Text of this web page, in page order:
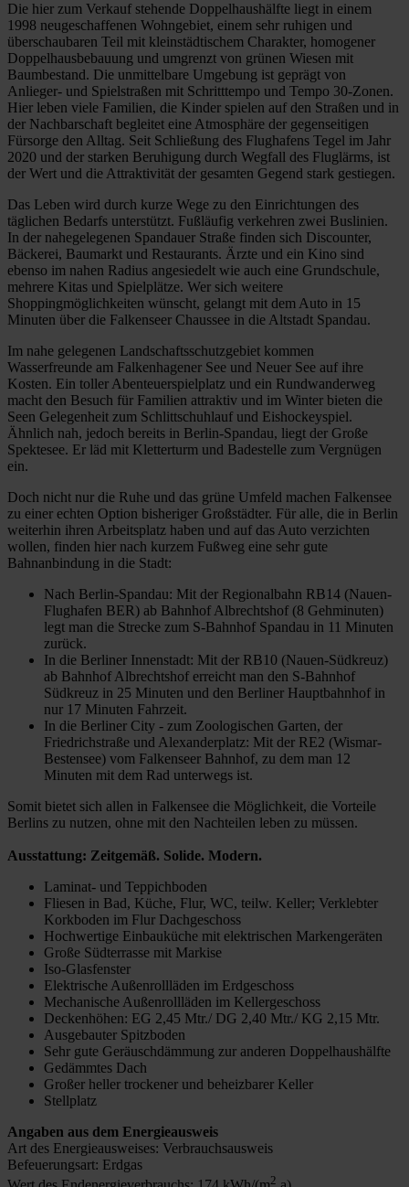
Die hier zum Verkauf stehende Doppelhaushälfte liegt in einem
1998 neugeschaffenen Wohngebiet, einem sehr ruhigen und
überschaubaren Teil mit kleinstädtischem Charakter, homogener
Doppelhausbebauung und umgrenzt von grünen Wiesen mit
Baumbestand. Die unmittelbare Umgebung ist geprägt von
Anlieger- und Spielstraßen mit Schritttempo und Tempo 30-Zonen.
Hier leben viele Familien, die Kinder spielen auf den Straßen und in
der Nachbarschaft begleitet eine Atmosphäre der gegenseitigen
Fürsorge den Alltag. Seit Schließung des Flughafens Tegel im Jahr
2020 und der starken Beruhigung durch Wegfall des Fluglärms, ist
der Wert und die Attraktivität der gesamten Gegend stark gestiegen.
Das Leben wird durch kurze Wege zu den Einrichtungen des
täglichen Bedarfs unterstützt. Fußläufig verkehren zwei Buslinien.
In der nahegelegenen Spandauer Straße finden sich Discounter,
Bäckerei, Baumarkt und Restaurants. Ärzte und ein Kino sind
ebenso im nahen Radius angesiedelt wie auch eine Grundschule,
mehrere Kitas und Spielplätze. Wer sich weitere
Shoppingmöglichkeiten wünscht, gelangt mit dem Auto in 15
Minuten über die Falkenseer Chaussee in die Altstadt Spandau.
Im nahe gelegenen Landschaftsschutzgebiet kommen
Wasserfreunde am Falkenhagener See und Neuer See auf ihre
Kosten. Ein toller Abenteuerspielplatz und ein Rundwanderweg
macht den Besuch für Familien attraktiv und im Winter bieten die
Seen Gelegenheit zum Schlittschuhlauf und Eishockeyspiel.
Ähnlich nah, jedoch bereits in Berlin-Spandau, liegt der Große
Spektesee. Er läd mit Kletterturm und Badestelle zum Vergnügen
ein.
Doch nicht nur die Ruhe und das grüne Umfeld machen Falkensee
zu einer echten Option bisheriger Großstädter. Für alle, die in Berlin
weiterhin ihren Arbeitsplatz haben und auf das Auto verzichten
wollen, finden hier nach kurzem Fußweg eine sehr gute
Bahnanbindung in die Stadt:
Nach Berlin-Spandau: Mit der Regionalbahn RB14 (Nauen-
Flughafen BER) ab Bahnhof Albrechtshof (8 Gehminuten)
legt man die Strecke zum S-Bahnhof Spandau in 11 Minuten
zurück.
In die Berliner Innenstadt: Mit der RB10 (Nauen-Südkreuz)
ab Bahnhof Albrechtshof erreicht man den S-Bahnhof
Südkreuz in 25 Minuten und den Berliner Hauptbahnhof in
nur 17 Minuten Fahrzeit.
In die Berliner City - zum Zoologischen Garten, der
Friedrichstraße und Alexanderplatz: Mit der RE2 (Wismar-
Bestensee) vom Falkenseer Bahnhof, zu dem man 12
Minuten mit dem Rad unterwegs ist.
Somit bietet sich allen in Falkensee die Möglichkeit, die Vorteile
Berlins zu nutzen, ohne mit den Nachteilen leben zu müssen.
Ausstattung: Zeitgemäß. Solide. Modern.
Laminat- und Teppichboden
Fliesen in Bad, Küche, Flur, WC, teilw. Keller; Verklebter
Korkboden im Flur Dachgeschoss
Hochwertige Einbauküche mit elektrischen Markengeräten
Große Südterrasse mit Markise
Iso-Glasfenster
Elektrische Außenrollläden im Erdgeschoss
Mechanische Außenrollläden im Kellergeschoss
Deckenhöhen: EG 2,45 Mtr./ DG 2,40 Mtr./ KG 2,15 Mtr.
Ausgebauter Spitzboden
Sehr gute Geräuschdämmung zur anderen Doppelhaushälfte
Gedämmtes Dach
Großer heller trockener und beheizbarer Keller
Stellplatz
Angaben aus dem Energieausweis
Art des Energieausweises: Verbrauchsausweis
Befeuerungsart: Erdgas
2